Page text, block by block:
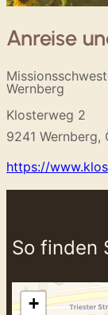
Anreise
Wernberg
Klosterweg 2
9241 Wernberg,
https://
So finden
+